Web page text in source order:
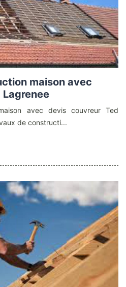
maison avec
avec devis couvreur Ted
de constructi...